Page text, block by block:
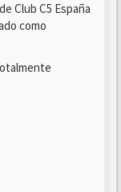
Club C5 España
como